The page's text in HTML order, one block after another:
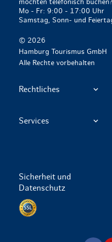
möchten telefonisch buchen?
Mo - Fr: 9:00 - 17:00 Uhr
Samstag, Sonn- und
© 2026
Hamburg Tourismus GmbH
Alle Rechte vorbehalten
Rechtliches
Services
Sicherheit und
Datenschutz